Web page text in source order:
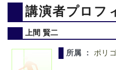
講演者プロフ
上間 賢二
所属 ： ポリ